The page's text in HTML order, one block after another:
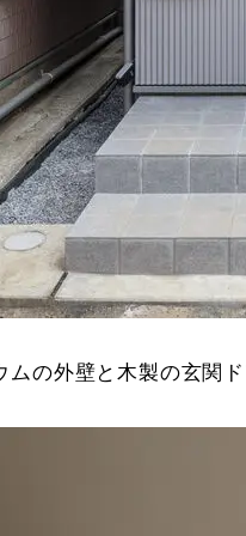
ムの外壁と木製の玄関